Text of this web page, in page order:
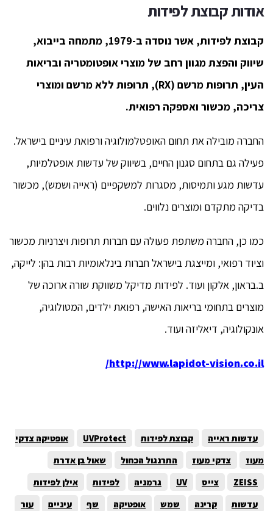
אודות קבוצת לפידות
קבוצת לפידות, אשר נוסדה ב-1979, מתמחה בייבוא,
שיווק והפצת מגוון רחב של מוצרי אופטומטריה ובריאות
העין, תרופות מרשם (RX), תרופות ללא מרשם ומוצרי
צריכה, מכשור ואספקה רפואית.
החברה מובילה את תחום האופטלמולוגיה ורפואת עיניים בישראל.
פעילה גם בתחום סגנון החיים, בשיווק של עדשות אופטלמיות,
עדשות מגע ותמיסות, מסגרות למשקפיים (ראייה ושמש), מכשור
בדיקה מתקדם ומוצרים נלווים.
כמו כן, החברה משתפת פעולה עם חברות תרופות ויצרניות מכשור
וציוד רפואי, ומייצגת בישראל חברות בינלאומיות רבות בהן: לייקה,
ב.בראון, אלקון ועוד. לפידות מדיקל משווקת שורה ארוכה של
מוצרים בתחומי בריאות האישה, רפואת ילדים, המטולוגיה,
אונקולוגיה, דיאליזה ועוד.
http://www.lapidot-vision.co.il/
עדשות ראייה קבוצת לפידות UVProtect
אופטיקה צדקי
מעוז
צדקי מעוז התרנגול הכחול
שאול בן אדרת
ZEISS
צייס UV גרמניה לפידות
אילן לפידות
עדשות
קרינה שמש אופטיקה שף עיניים
עור